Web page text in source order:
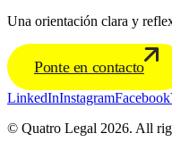
Una orientación clara y
Ponte en contacto
LinkedInInstagramFacebook
© Quatro Legal 2026. All